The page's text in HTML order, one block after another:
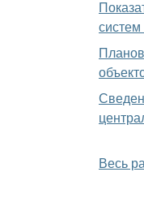
систем
Весь